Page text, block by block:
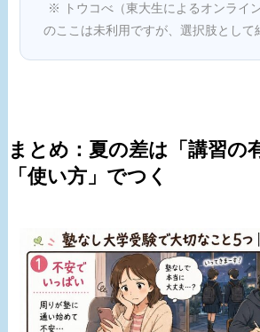
※ トウコべ（東大生によるオンライ
のここは未利用ですが、選択肢として
まとめ：夏の差は「講習の
「使い方」でつく